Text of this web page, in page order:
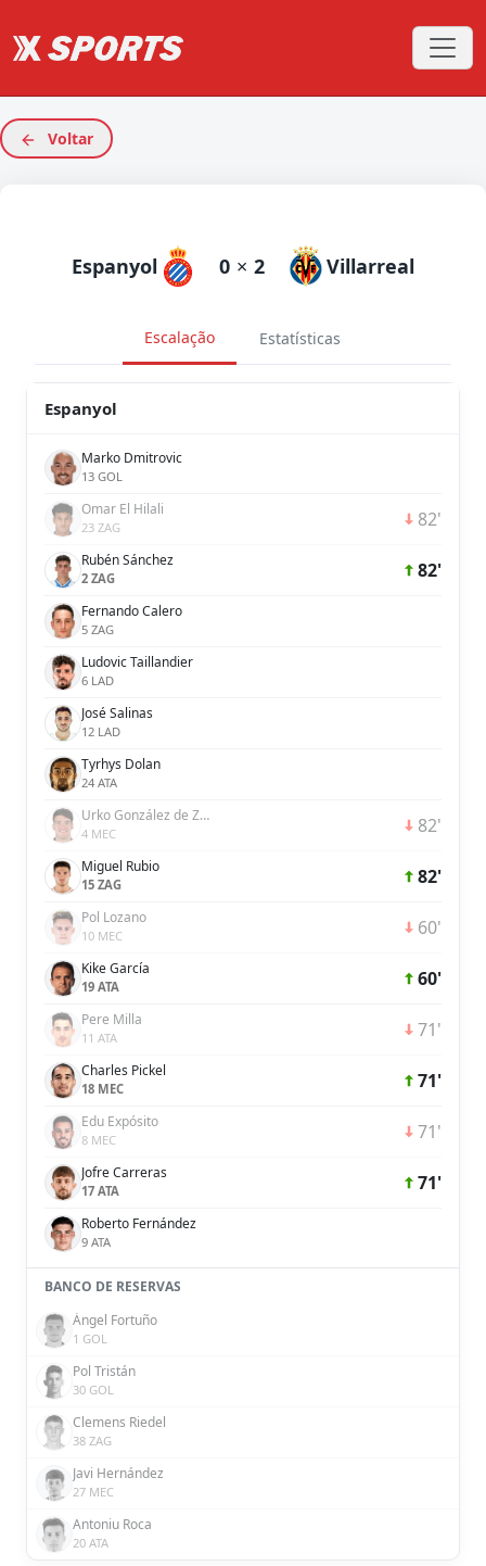
Voltar
Espanyol 0 × 2 Villarreal
Escalação Estatísticas
Espanyol
Marko Dmitrovic
13 GOL
Omar El Hilali
23 ZAG 82'
Rubén Sánchez
2 ZAG 82'
Fernando Calero
5 ZAG
Ludovic Taillandier
6 LAD
José Salinas
12 LAD
Tyrhys Dolan
24 ATA
Urko González de Zárate
4 MEC 82'
Miguel Rubio
15 ZAG 82'
Pol Lozano
10 MEC 60'
Kike García
19 ATA 60'
Pere Milla
11 ATA 71'
Charles Pickel
18 MEC 71'
Edu Expósito
8 MEC 71'
Jofre Carreras
17 ATA 71'
Roberto Fernández
9 ATA
BANCO DE RESERVAS
Ángel Fortuño
1 GOL
Pol Tristán
30 GOL
Clemens Riedel
38 ZAG
Javi Hernández
27 MEC
Antoniu Roca
20 ATA